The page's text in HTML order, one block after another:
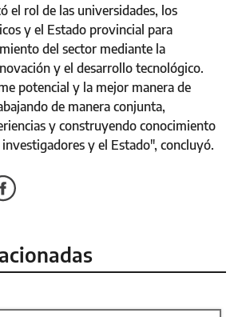
el rol de las universidades, los
y el Estado provincial para
del sector mediante la
y el desarrollo tecnológico.
potencial y la mejor manera de
de manera conjunta,
y construyendo conocimiento
y el Estado", concluyó.